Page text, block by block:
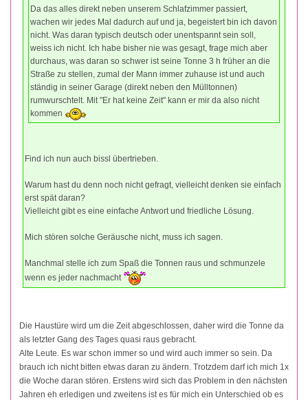
Da das alles direkt neben unserem Schlafzimmer passiert,
wachen wir jedes Mal dadurch auf und ja, begeistert bin ich davon
nicht. Was daran typisch deutsch oder unentspannt sein soll,
weiss ich nicht. Ich habe bisher nie was gesagt, frage mich aber
durchaus, was daran so schwer ist seine Tonne 3 h früher an die
Straße zu stellen, zumal der Mann immer zuhause ist und auch
ständig in seiner Garage (direkt neben den Mülltonnen)
rumwurschtelt. Mit "Er hat keine Zeit" kann er mir da also nicht
kommen
Find ich nun auch bissl übertrieben.
Warum hast du denn noch nicht gefragt, vielleicht denken sie einfach
erst spät daran?
Vielleicht gibt es eine einfache Antwort und friedliche Lösung.
Mich stören solche Geräusche nicht, muss ich sagen.
Manchmal stelle ich zum Spaß die Tonnen raus und schmunzele
wenn es jeder nachmacht
Die Haustüre wird um die Zeit abgeschlossen, daher wird die Tonne da
als letzter Gang des Tages quasi raus gebracht.
Alte Leute. Es war schon immer so und wird auch immer so sein. Da
brauch ich nicht bitten etwas daran zu ändern. Trotzdem darf ich mich 1x
die Woche daran stören. Erstens wird sich das Problem in den nächsten
Jahren eh erledigen und zweitens ist es für mich ein Unterschied ob es